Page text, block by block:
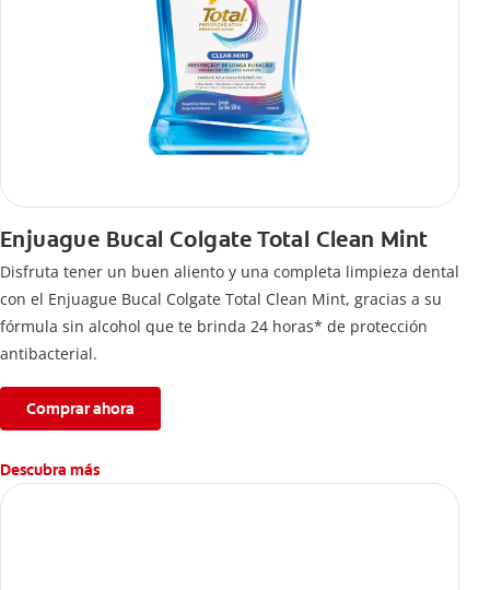
Enjuague Bucal Colgate Total Clean Mint
Disfruta tener un buen aliento y una completa limpieza dental
con el Enjuague Bucal Colgate Total Clean Mint, gracias a su
fórmula sin alcohol que te brinda 24 horas* de protección
antibacterial.
Comprar ahora
Descubra más